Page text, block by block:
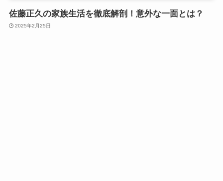
佐藤正久の家族生活を徹底解剖！意外な一面とは？
2025年2月25日